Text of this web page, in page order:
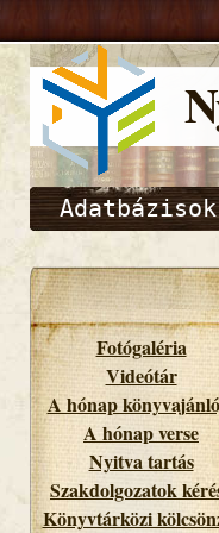
Adatbázisok
Fotógaléria
Videótár
A hónap
A hónap verse
Nyitva tartás
Szakdolgozatok
Könyvtárközi